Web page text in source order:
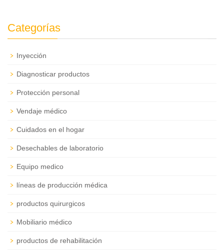
Categorías
Inyección
Diagnosticar productos
Protección personal
Vendaje médico
Cuidados en el hogar
Desechables de laboratorio
Equipo medico
líneas de producción médica
productos quirurgicos
Mobiliario médico
productos de rehabilitación